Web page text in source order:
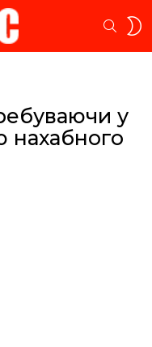
у
нахабного